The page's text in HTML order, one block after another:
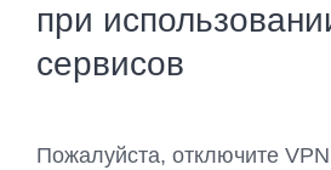
при
сервисов
Пожалуйста, отключите